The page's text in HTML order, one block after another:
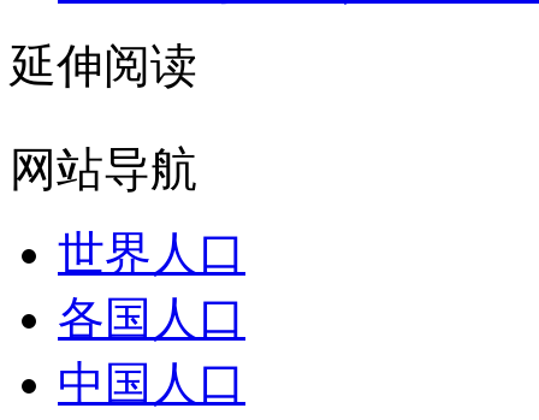
延伸阅读
网站导航
世界人口
各国人口
中国人口